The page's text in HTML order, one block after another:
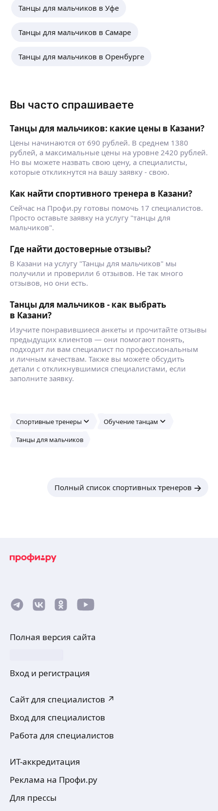
Танцы для мальчиков в Уфе
Танцы для мальчиков в Самаре
Танцы для мальчиков в Оренбурге
Вы часто спрашиваете
Танцы для мальчиков: какие цены в Казани?
Цены начинаются от 690 рублей. В среднем 1380
рублей, а максимальные цены на уровне 2420 рублей.
Но вы можете назвать свою цену, а специалисты,
которые откликнутся на вашу заявку - свою.
Как найти спортивного тренера в Казани?
Сейчас на Профи.ру готовы помочь 17 специалистов.
Просто оставьте заявку на услугу "танцы для
мальчиков".
Где найти достоверные отзывы?
В Казани на услугу "Танцы для мальчиков" мы
получили и проверили 6 отзывов. Не так много
отзывов, но они есть.
Танцы для мальчиков - как выбрать
в Казани?
Изучите понравившиеся анкеты и прочитайте отзывы
предыдущих клиентов — они помогают понять,
подходит ли вам специалист по профессиональным
и личным качествам. Также вы можете обсудить
детали с откликнувшимися специалистами, если
заполните заявку.
Спортивные тренеры Обучение танцам
Танцы для мальчиков
Полный список спортивных тренеров
Полная версия сайта
Вход и регистрация
Сайт для специалистов ↗
Вход для специалистов
Работа для специалистов
ИТ-аккредитация
Реклама на Профи.ру
Для прессы